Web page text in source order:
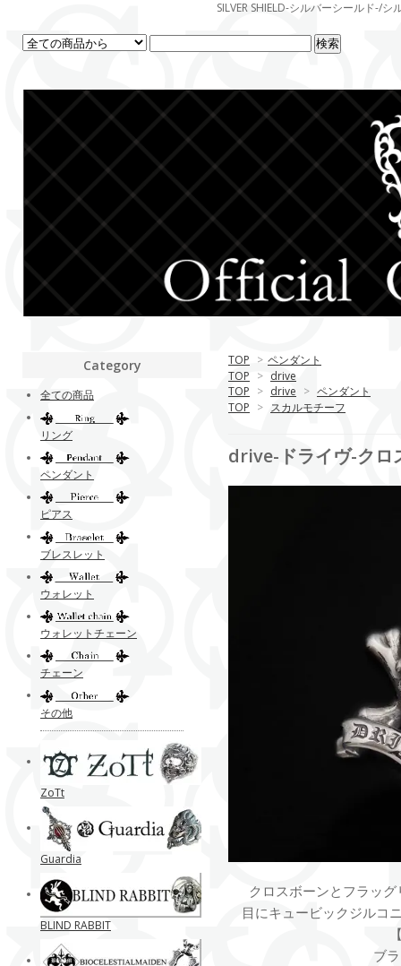
SILVER SHIELD-シルバーシールド-/
TOP > ペンダント
TOP > drive
TOP > drive > ペンダント
TOP > スカルモチーフ
drive-ドライヴ-クロ
クロスボーンとフラッ
目にキュービックジルコ
ブ
Category
全ての商品
リング
ペンダント
ピアス
ブレスレット
ウォレット
ウォレットチェーン
チェーン
その他
ZoTt
Guardia
BLIND RABBIT